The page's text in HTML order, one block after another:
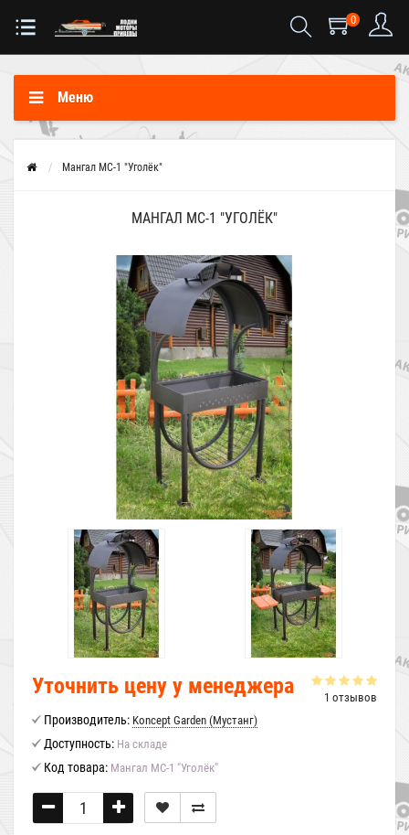
0
Меню
Мангал МС-1 "Уголёк"
МАНГАЛ МС-1 "УГОЛЁК"
1 отзывов
Уточнить цену у менеджера
Производитель: Koncept Garden (Мустанг)
Доступность: На складе
Код товара: Мангал МС-1 "Уголёк"